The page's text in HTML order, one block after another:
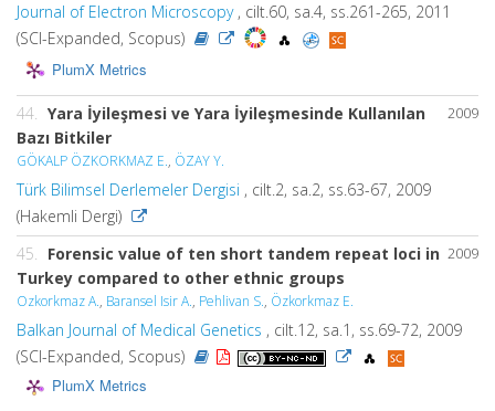
Journal of Electron Microscopy, cilt.60, sa.4, ss.261-265, 2011
(SCI-Expanded, Scopus)
PlumX Metrics
2009
44. Yara İyileşmesi ve Yara İyileşmesinde Kullanılan
Bazı Bitkiler
GÖKALP ÖZKORKMAZ E., ÖZAY Y.
Türk Bilimsel Derlemeler Dergisi , cilt.2, sa.2, ss.63-67, 2009
(Hakemli Dergi)
2009
45. Forensic value of ten short tandem repeat loci in
Turkey compared to other ethnic groups
Ozkorkmaz A., Baransel Isir A., Pehlivan S., Özkorkmaz E.
Balkan Journal of Medical Genetics , cilt.12, sa.1, ss.69-72, 2009
(SCI-Expanded, Scopus)
PlumX Metrics